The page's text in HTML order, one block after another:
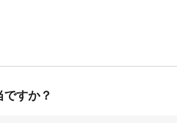
すか？